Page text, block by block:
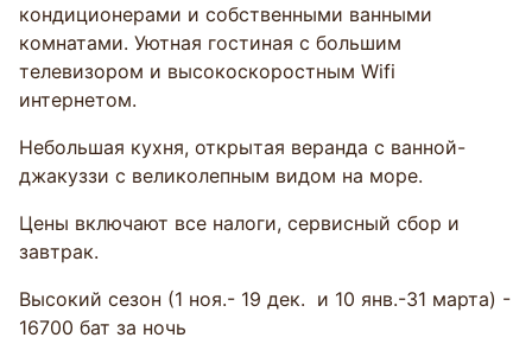
кондиционерами и собственными ванными
комнатами. Уютная гостиная с большим
телевизором и высокоскоростным Wifi
интернетом.
Небольшая кухня, открытая веранда с ванной-
джакуззи с великолепным видом на море.
Цены включают все налоги, сервисный сбор и
завтрак.
Высокий сезон (1 ноя.- 19 дек. и 10 янв.-31 марта) -
16700 бат за ночь